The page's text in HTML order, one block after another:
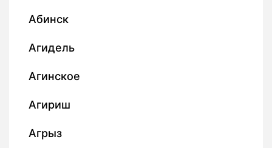
Абинск
Агидель
Агинское
Агириш
Агрыз